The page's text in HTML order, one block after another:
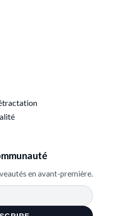
en avant-première.